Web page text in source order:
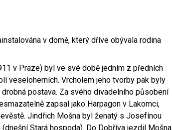
v domě, který dříve obývala rodina
v Praze) byl ve své době jedním z předních
veseloherních. Vrcholem jeho tvorby pak byly
postava. Za svého divadelního působení
zapsal jako Harpagon v Lakomci,
Jindřich Mošna byl ženatý s Josefínou
Stará hospoda). Do Dobříva jezdil Mošna